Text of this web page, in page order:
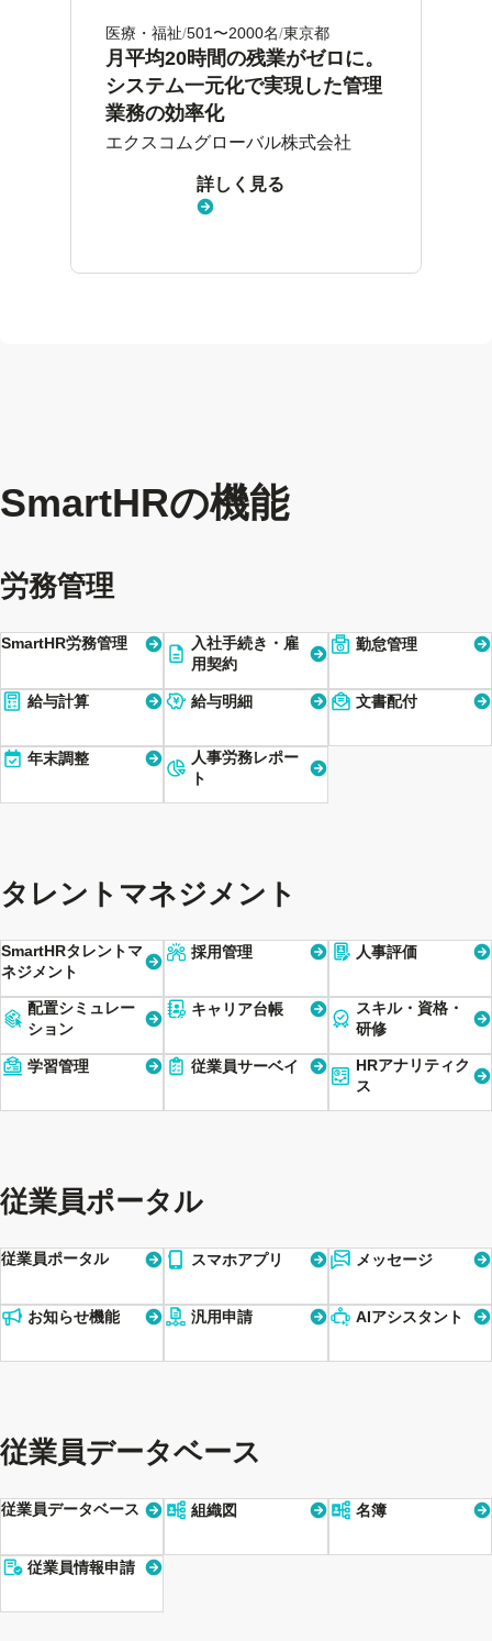
医療・福祉 501〜2000名 東京都
月平均20時間の残業がゼロに。
システム一元化で実現した管理
業務の効率化
エクスコムグローバル株式会社
詳しく見る
SmartHRの機能
労務管理
SmartHR労務管理
入社手続き・雇
用契約
勤怠管理
給与計算 給与明細 文書配付
年末調整
人事労務レポー
ト
タレントマネジメント
SmartHRタレントマ
ネジメント
採用管理 人事評価
配置シミュレー
ション
キャリア台帳
スキル・資格・
研修
学習管理 従業員サーベイ
HRアナリティク
ス
従業員ポータル
従業員ポータル スマホアプリ メッセージ
お知らせ機能 汎用申請 AIアシスタント
従業員データベース
従業員データベース 組織図 名簿
従業員情報申請